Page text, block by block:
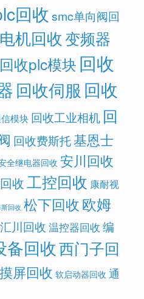
回收 smc单向阀回
机回收变频器
回收plc模块 回收
回收伺服 回收
模块 回收工业相机 回
回收费斯托基恩士
全继电器回收 安川回收
收工控回收 康耐视
回收 松下回收欧姆
汇川回收 温控器回收 编
备回收西门子回
屏回收 软启动器回收 通